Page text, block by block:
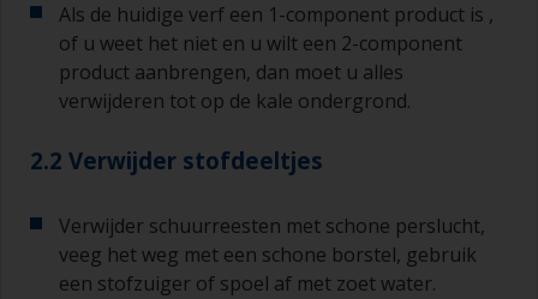
Als de huidige verf een 1-component product is ,
of u weet het niet en u wilt een 2-component
product aanbrengen, dan moet u alles
verwijderen tot op de kale ondergrond.
2.2 Verwijder stofdeeltjes
Verwijder schuurreesten met schone perslucht,
veeg het weg met een schone borstel, gebruik
een stofzuiger of spoel af met zoet water.